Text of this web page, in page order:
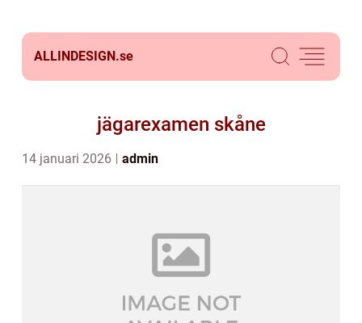
ALLINDESIGN.se
jägarexamen skåne
14 januari 2026 admin